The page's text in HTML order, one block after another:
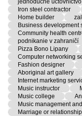
Iron steel contractor
Home builder
Business development
Community health
podnikanie v zahraničí
Pizza Bono Lipany
Computer networking
Fashion designer
Aboriginal art gallery
Internet marketing
Music instructor
Music college
Music management
Marriage or